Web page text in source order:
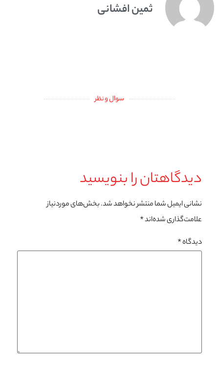
ثمین افشانی
سوال و نظر
دیدگاهتان را بنویسید
نشانی ایمیل شما منتشر نخواهد شد.بخش‌های موردنیاز
علامت‌گذاری شده‌اند*
دیدگاه*